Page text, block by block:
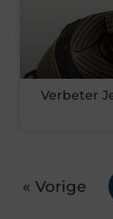
Verbeter
« Vorige